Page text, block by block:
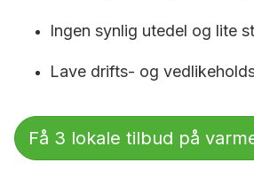
Ingen synlig utedel og lite
Lave drifts- og
Få 3 lokale tilbud på